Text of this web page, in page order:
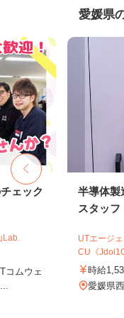
愛媛県
ェック
コムウェ
半導体製
スタッフ
UTエージ
CU《
時給
愛媛県